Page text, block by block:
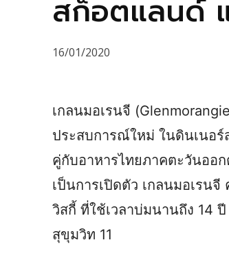
สก็อตแลนด์
16/01/2020
เกลนมอเรนจี
ประสบการณ์ใหม่ ในดินเนอ
คู่กับอาหารไทยภาคตะวันออ
เป็นการเปิดตัว เกลนมอเรน
วิสกี้ ที่ใช้เวลาบ่มนานถึง 14
สุขุมวิท 11